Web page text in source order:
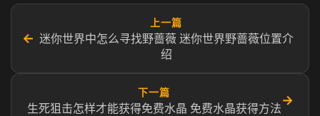
←
上一篇
迷你世界中怎么寻找野蔷薇 迷你世界野蔷薇位置介
绍
下一篇
生死狙击怎样才能获得免费水晶 免费水晶获得方法
→